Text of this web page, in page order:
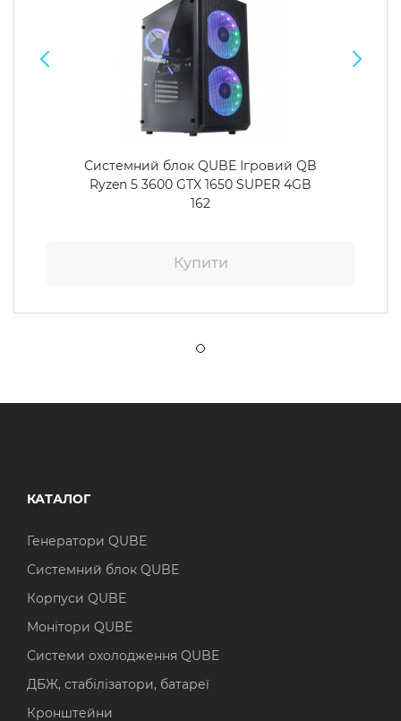
Системний блок QUBE Ігровий QB
Ryzen 5 3600 GTX 1650 SUPER 4GB
162
Купити
КАТАЛОГ
Генератори QUBE
Системний блок QUBE
Корпуси QUBE
Монітори QUBE
Системи охолодження QUBE
ДБЖ, стабілізатори, батареї
Кронштейни